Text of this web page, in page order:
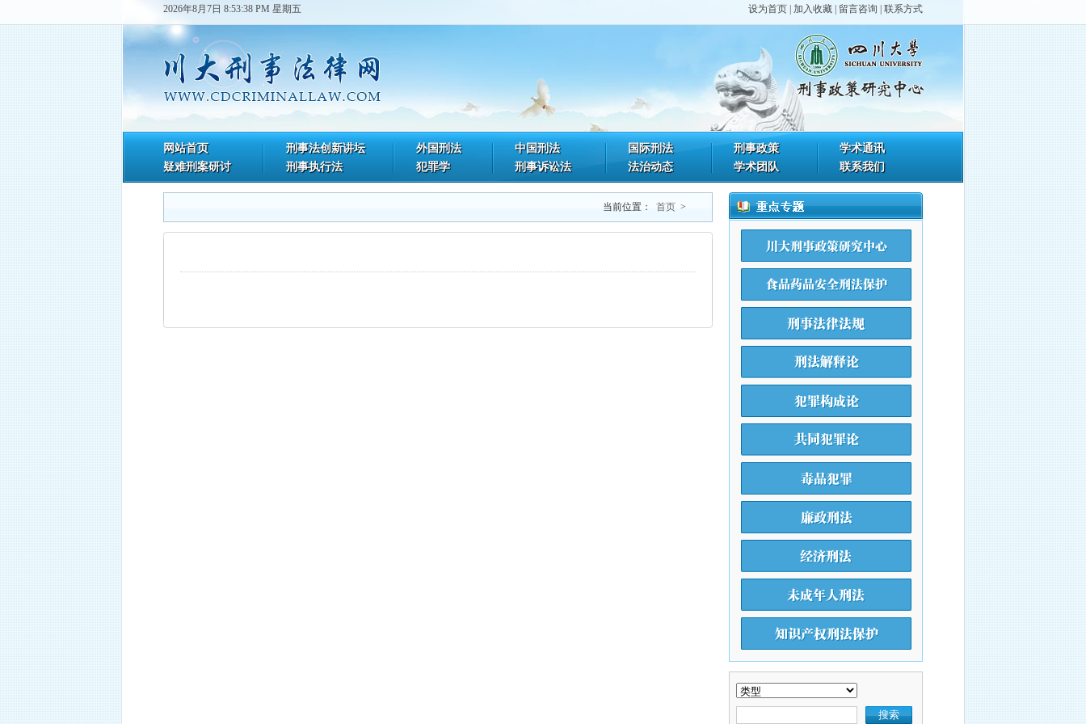
设为首页 加入收藏 留言咨询 联系方式
2026年8月7日 8:53:38 PM 星期五
网站首页 刑事法创新讲坛 外国刑法 中国刑法 国际刑法 刑事政策
学术通讯
疑难刑案研讨
刑事执行法 犯罪学 刑事诉讼法 法治动态 学术团队 联系我们
当前位置： 首页 >